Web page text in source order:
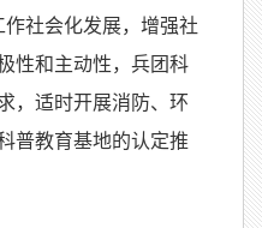
社会化发展，增强社
性和主动性，兵团科
，适时开展消防、环
普教育基地的认定推